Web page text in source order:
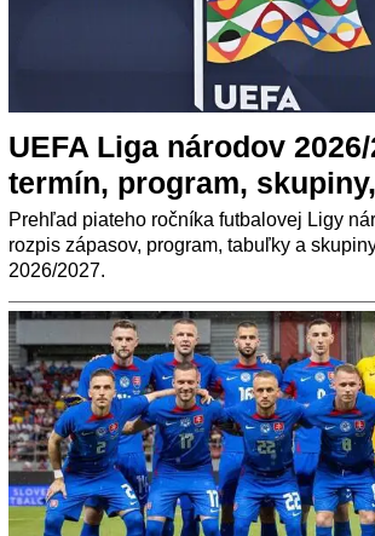
UEFA Liga národov 2026/
termín, program,
Prehľad piateho ročníka futbalovej Ligy
rozpis zápasov, program, tabuľky a
2026/2027.